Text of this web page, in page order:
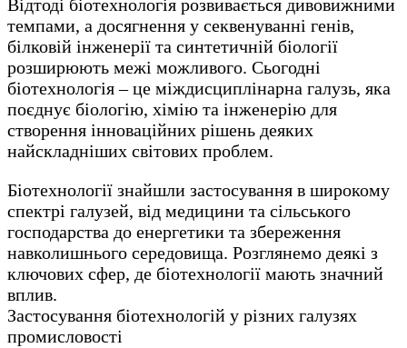
Відтоді біотехнологія розвивається дивовижними
темпами, а досягнення у секвенуванні генів,
білковій інженерії та синтетичній біології
розширюють межі можливого. Сьогодні
біотехнологія – це міждисциплінарна галузь, яка
поєднує біологію, хімію та інженерію для
створення інноваційних рішень деяких
найскладніших світових проблем.
Біотехнології знайшли застосування в широкому
спектрі галузей, від медицини та сільського
господарства до енергетики та збереження
навколишнього середовища. Розглянемо деякі з
ключових сфер, де біотехнології мають значний
вплив.
Застосування біотехнологій у різних галузях
промисловості